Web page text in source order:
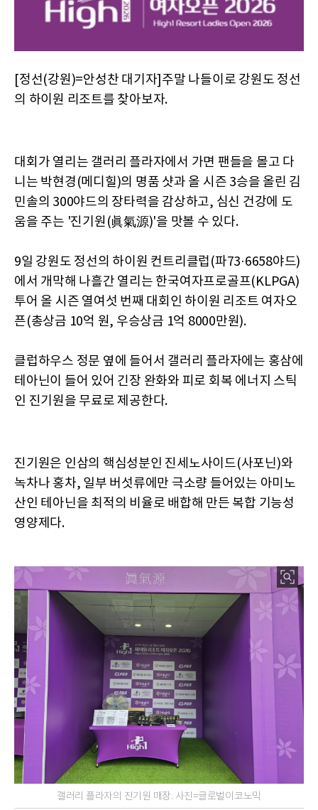
[정선(강원)=안성찬 대기자]주말 나들이로 강원도 정선
의 하이원 리조트를 찾아보자.
대회가 열리는 갤러리 플라자에서 가면 팬들을 몰고 다
니는 박현경(메디힐)의 명품 샷과 올 시즌 3승을 올린 김
민솔의 300야드의 장타력을 감상하고, 심신 건강에 도
움을 주는 '진기원(眞氣源)'을 맛볼 수 있다.
9일 강원도 정선의 하이원 컨트리클럽(파73·6658야드)
에서 개막해 나흘간 열리는 한국여자프로골프(KLPGA)
투어 올 시즌 열여섯 번째 대회인 하이원 리조트 여자오
픈(총상금 10억 원, 우승상금 1억 8000만원).
클럽하우스 정문 옆에 들어서 갤러리 플라자에는 홍삼에
테아닌이 들어 있어 긴장 완화와 피로 회복 에너지 스틱
인 진기원을 무료로 제공한다.
진기원은 인삼의 핵심성분인 진세노사이드(사포닌)와
녹차나 홍차, 일부 버섯류에만 극소량 들어있는 아미노
산인 테아닌을 최적의 비율로 배합해 만든 복합 기능성
영양제다.
갤러리 플라자의 진기원 매장. 사진=글로벌이코노믹